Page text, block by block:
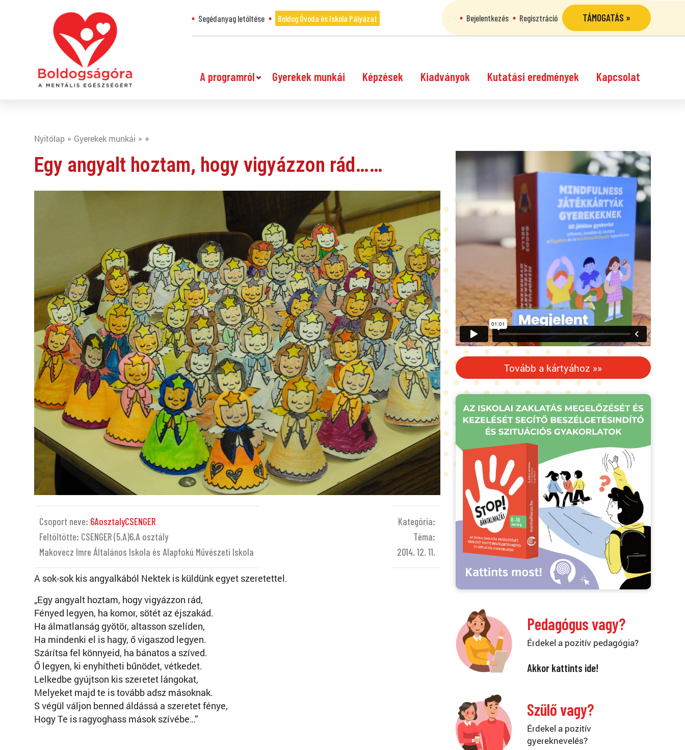
Segédanyag letöltése Boldog Óvoda és Iskola Pályázat Bejelentkezés Regisztráció TÁMOGATÁS »
A programról Gyerekek munkái Képzések Kiadványok Kutatási eredmények Kapcsolat
Nyitólap Gyerekek munkái +
Egy angyalt hoztam, hogy vigyázzon rád……
Csoport neve: 6AosztalyCSENGER
Feltöltötte: CSENGER (5.A)6.A osztály
Makovecz Imre Általános Iskola és Alapfokú Művészeti Iskola
Kategória:
Téma:
2014. 12. 11.
A sok-sok kis angyalkából Nektek is küldünk egyet szeretettel.
„Egy angyalt hoztam, hogy vigyázzon rád,
Fényed legyen, ha komor, sötét az éjszakád.
Ha álmatlanság gyötör, altasson szelíden,
Ha mindenki el is hagy, ő vigaszod legyen.
Szárítsa fel könnyeid, ha bánatos a szíved.
Ő legyen, ki enyhítheti bűnödet, vétkedet.
Lelkedbe gyújtson kis szeretet lángokat,
Melyeket majd te is tovább adsz másoknak.
S végül váljon benned áldássá a szeretet fénye,
Hogy Te is ragyoghass mások szívébe…”
Tovább a kártyához »»
Pedagógus vagy?
Érdekel a pozitív pedagógia?
Akkor kattints ide!
Szülő vagy?
Érdekel a pozitív
gyereknevelés?